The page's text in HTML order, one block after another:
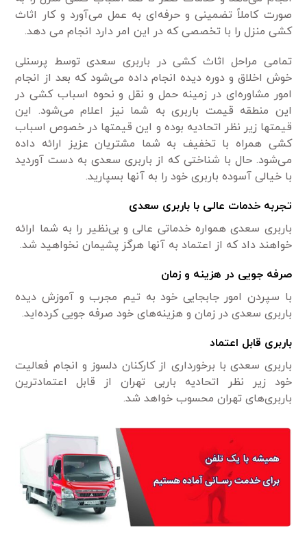
صورت کاملاً تضمینی و حرفه‌ای به عمل می‌آورد و کار اثاث
کشی منزل را با تخصصی که در این امر دارد انجام می دهد.
تمامی مراحل اثاث کشی در باربری سعدی توسط پرسنلی
خوش اخلاق و دوره دیده انجام داده می‌شود که بعد از انجام
امور مشاوره‌ای در زمینه حمل و نقل و نحوه اسباب کشی در
این منطقه قیمت باربری به شما نیز اعلام می‌شود. این
قیمتها زیر نظر اتحادیه بوده و این قیمتها در خصوص اسباب
کشی همراه با تخفیف به شما مشتریان عزیز ارائه داده
می‌شود. حال با شناختی که از باربری سعدی به دست آوردید
با خیالی آسوده باربری خود را به آنها بسپارید.
تجربه خدمات عالی با باربری سعدی
باربری سعدی همواره خدماتی عالی و بی‌نظیر را به شما ارائه
خواهند داد که از اعتماد به آنها هرگز پشیمان نخواهید شد.
صرفه جویی در هزینه و زمان
با سپردن امور جابجایی خود به تیم مجرب و آموزش دیده
باربری سعدی در زمان و هزینه‌های خود صرفه جویی کرده‌اید.
باربری قابل اعتماد
باربری سعدی با برخورداری از کارکنان دلسوز و انجام فعالیت
خود زیر نظر اتحادیه باربی تهران از قابل اعتمادترین
باربری‌های تهران محسوب خواهد شد.